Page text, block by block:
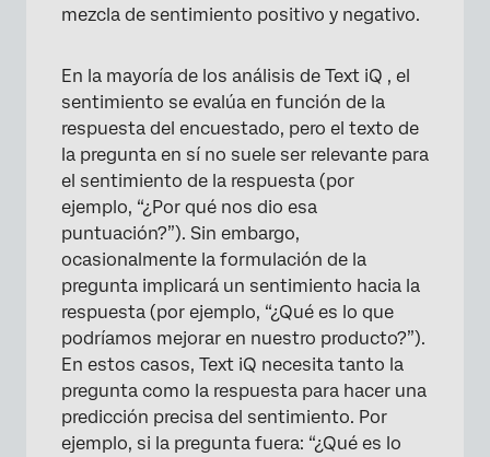
mezcla de sentimiento positivo y negativo.
En la mayoría de los análisis de Text iQ , el
sentimiento se evalúa en función de la
respuesta del encuestado, pero el texto de
la pregunta en sí no suele ser relevante para
el sentimiento de la respuesta (por
ejemplo, “¿Por qué nos dio esa
puntuación?”). Sin embargo,
ocasionalmente la formulación de la
pregunta implicará un sentimiento hacia la
respuesta (por ejemplo, “¿Qué es lo que
podríamos mejorar en nuestro producto?”).
En estos casos, Text iQ necesita tanto la
pregunta como la respuesta para hacer una
predicción precisa del sentimiento. Por
ejemplo, si la pregunta fuera: “¿Qué es lo